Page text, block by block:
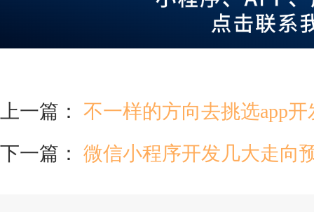
上一篇： 不一样的方向去挑选app开
下一篇： 微信小程序开发几大走向